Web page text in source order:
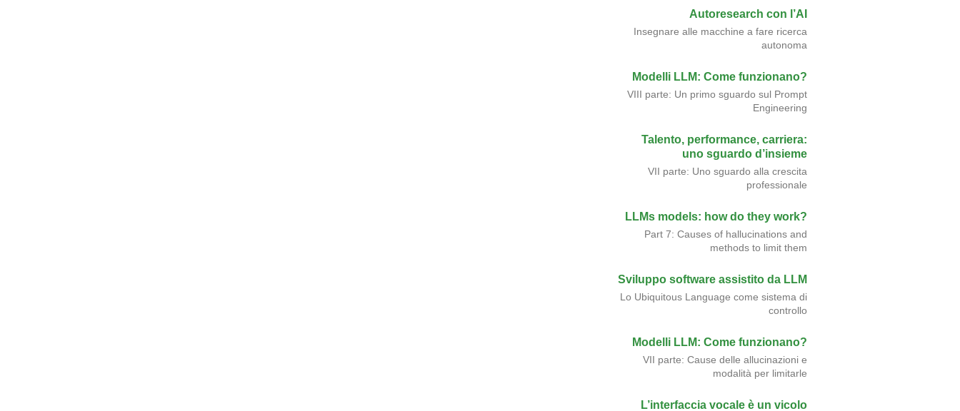
Autoresearch con l’AI
Insegnare alle macchine a fare ricerca
autonoma
Modelli LLM: Come funzionano?
VIII parte: Un primo sguardo sul Prompt
Engineering
Talento, performance, carriera:
uno sguardo d’insieme
VII parte: Uno sguardo alla crescita
professionale
LLMs models: how do they work?
Part 7: Causes of hallucinations and
methods to limit them
Sviluppo software assistito da LLM
Lo Ubiquitous Language come sistema di
controllo
Modelli LLM: Come funzionano?
VII parte: Cause delle allucinazioni e
modalità per limitarle
L’interfaccia vocale è un vicolo